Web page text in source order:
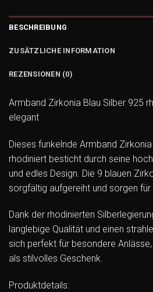
BESCHREIBUNG
ZUSÄTZLICHE INFORMATION
REZENSIONEN (0)
Armband Zirkonia Blau Silber 925
elegant
Dieses funkelnde Armband
rhodiniert besticht durch seine
und edles Design. Die 9 blauen
sorgfältig aufgereiht und sorgen für
Dank der rhodinierten
langlebige Qualität und einen
sich perfekt für besondere
als stilvolles Geschenk.
Produktdetails: